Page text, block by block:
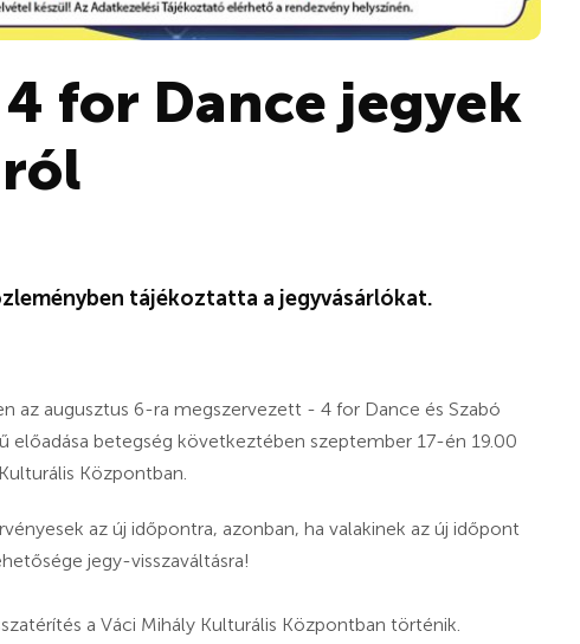
for Dance jegyek
tájékoztatta a jegyvásárlókat.
az augusztus 6-ra megszervezett - 4 for Dance és Szabó
előadása betegség következtében szeptember 17-én 19.00
Központban.
az új időpontra, azonban, ha valakinek az új időpont
jegy-visszaváltásra!
a Váci Mihály Kulturális Központban történik.